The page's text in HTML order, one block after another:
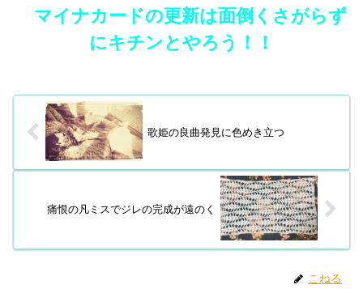
マイナカードの更新は面倒くさがらず
にキチンとやろう！！
歌姫の良曲発見に色めき立つ
痛恨の凡ミスでジレの完成が遠のく
こねる